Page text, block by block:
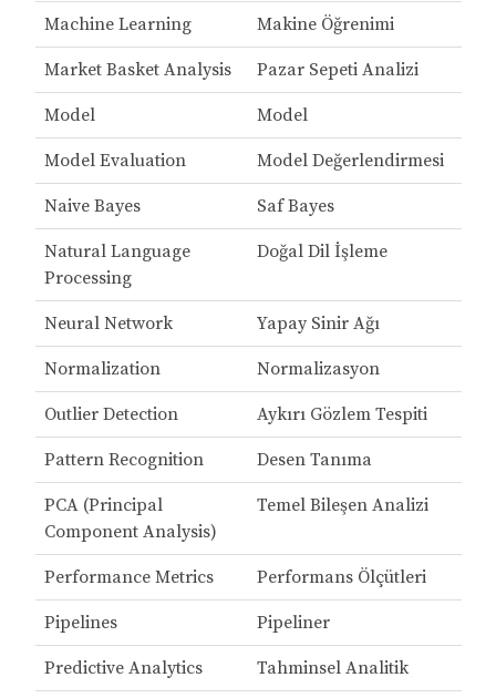
Machine Learning Makine Öğrenimi
Market Basket Analysis Pazar Sepeti Analizi
Model Model
Model Evaluation Model Değerlendirmesi
Naive Bayes Saf Bayes
Natural Language
Processing
Doğal Dil İşleme
Neural Network Yapay Sinir Ağı
Normalization Normalizasyon
Outlier Detection Aykırı Gözlem Tespiti
Pattern Recognition Desen Tanıma
PCA (Principal
Component Analysis)
Temel Bileşen Analizi
Performance Metrics Performans Ölçütleri
Pipelines Pipeliner
Predictive Analytics Tahminsel Analitik